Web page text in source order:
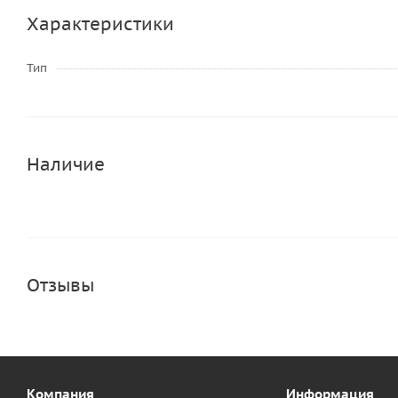
Характеристики
Тип
Наличие
Отзывы
Компания Информация